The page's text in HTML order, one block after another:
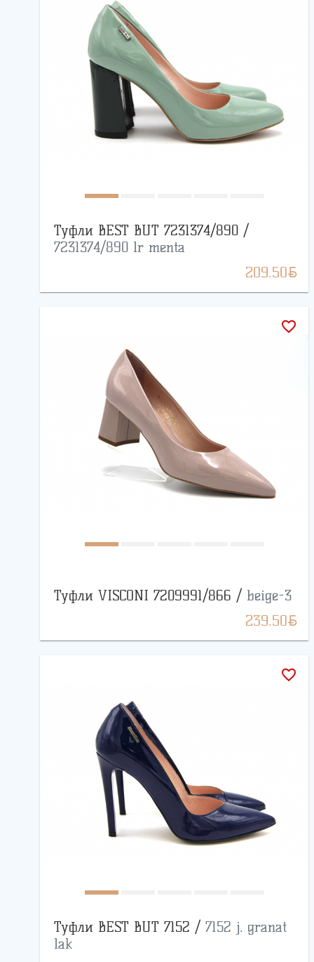
Туфли BEST BUT 7231374/890 /
7231374/890 lr menta
209.50BYN
favorite_border
Туфли VISCONI 7209991/866 / beige-3
239.50BYN
favorite_border
Туфли BEST BUT 7152 / 7152 j. granat
lak